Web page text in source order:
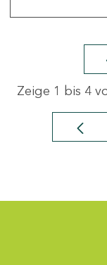
Zeige 1 bis 4